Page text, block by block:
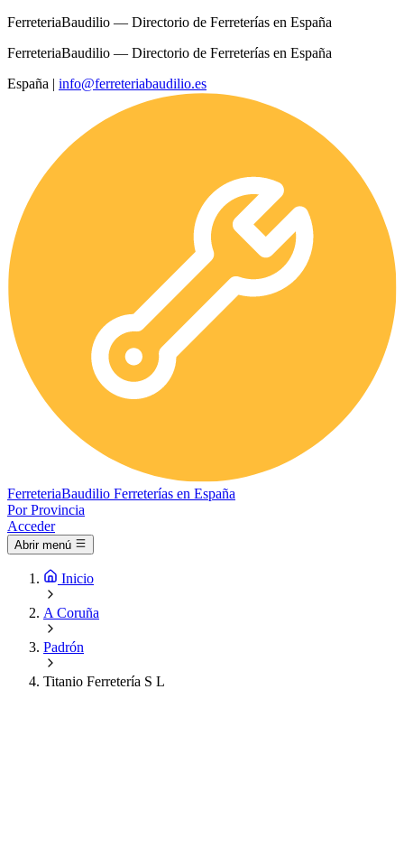
FerreteriaBaudilio — Directorio de Ferreterías en España
FerreteriaBaudilio — Directorio de Ferreterías en España
España | info@ferreteriabaudilio.es
FerreteriaBaudilio Ferreterías en España
Por Provincia
Acceder
Abrir menú
Inicio
A Coruña
Padrón
Titanio Ferretería S L